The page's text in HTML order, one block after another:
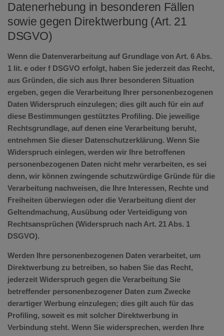
Datenerhebung in besonderen Fällen
sowie gegen Direktwerbung (Art. 21
DSGVO)
Wenn die Datenverarbeitung auf Grundlage von Art. 6 Abs.
1 lit. e oder f DSGVO erfolgt, haben Sie jederzeit das Recht,
aus Gründen, die sich aus Ihrer besonderen Situation
ergeben, gegen die Verarbeitung Ihrer personenbezogenen
Daten Widerspruch einzulegen; dies gilt auch für ein auf
diese Bestimmungen gestütztes Profiling. Die jeweilige
Rechtsgrundlage, auf denen eine Verarbeitung beruht,
entnehmen Sie dieser Datenschutzerklärung. Wenn Sie
Widerspruch einlegen, werden wir Ihre betroffenen
personenbezogenen Daten nicht mehr verarbeiten, es sei
denn, wir können zwingende schutzwürdige Gründe für die
Verarbeitung nachweisen, die Ihre Interessen, Rechte und
Freiheiten überwiegen oder die Verarbeitung dient der
Geltendmachung, Ausübung oder Verteidigung von
Rechtsansprüchen (Widerspruch nach Art. 21 Abs. 1
DSGVO).
Werden Ihre personenbezogenen Daten verarbeitet, um
Direktwerbung zu betreiben, so haben Sie das Recht,
jederzeit Widerspruch gegen die Verarbeitung Sie
betreffender personenbezogener Daten zum Zwecke
derartiger Werbung einzulegen; dies gilt auch für das
Profiling, soweit es mit solcher Direktwerbung in
Verbindung steht. Wenn Sie widersprechen, werden Ihre